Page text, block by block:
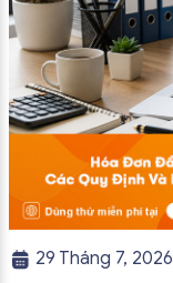
29 Tháng 7, 2026